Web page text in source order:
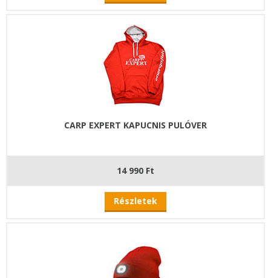
CARP EXPERT KAPUCNIS PULÓVER
14 990 Ft
Részletek